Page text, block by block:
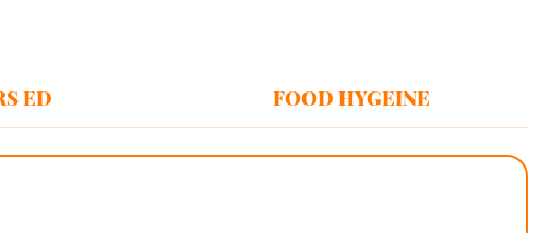
ED FOOD HYGEINE